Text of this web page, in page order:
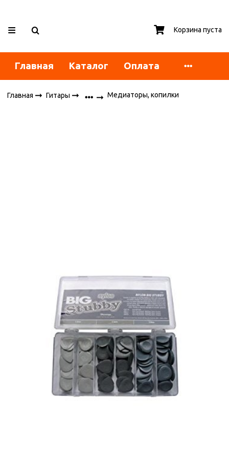
Корзина пуста
Главная Каталог Оплата
Главная Гитары Медиаторы, копилки